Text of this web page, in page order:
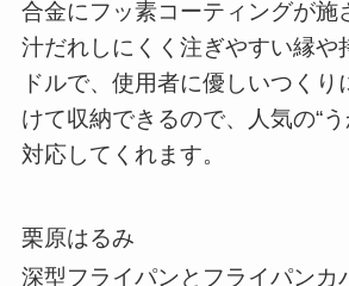
合金にフッ素コーティングが施
汁だれしにくく注ぎやすい縁や
ドルで、使用者に優しいつくり
けて収納できるので、人気の“
対応してくれます。
栗原はるみ
深型フライパンとフライパンカ